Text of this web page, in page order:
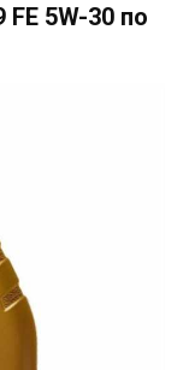
5W-30 по